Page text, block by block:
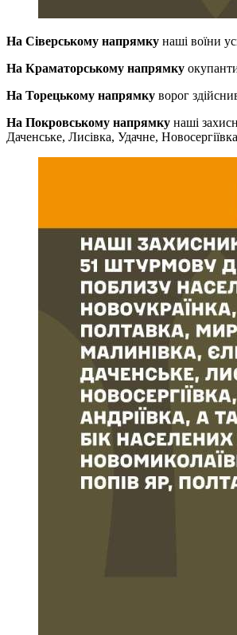
На Сіверському напрямку наші воїни
На Краматорському напрямку
На Торецькому напрямку ворог
На Покровському напрямку наші
Даченське, Лисівка, Удачне,